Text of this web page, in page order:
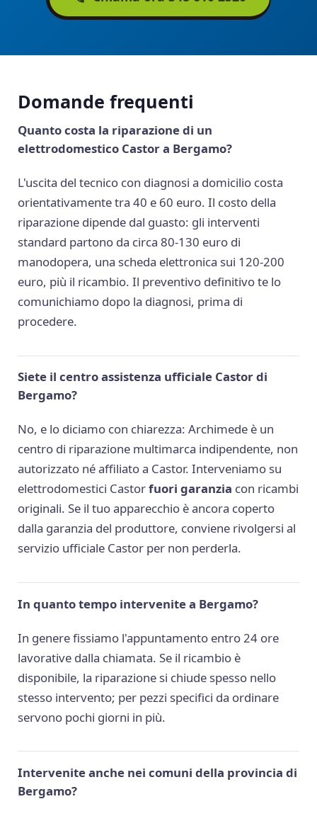
Domande frequenti
Quanto costa la riparazione di un
elettrodomestico Castor a Bergamo?
L'uscita del tecnico con diagnosi a domicilio costa
orientativamente tra 40 e 60 euro. Il costo della
riparazione dipende dal guasto: gli interventi
standard partono da circa 80-130 euro di
manodopera, una scheda elettronica sui 120-200
euro, più il ricambio. Il preventivo definitivo te lo
comunichiamo dopo la diagnosi, prima di
procedere.
Siete il centro assistenza ufficiale Castor di
Bergamo?
No, e lo diciamo con chiarezza: Archimede è un
centro di riparazione multimarca indipendente, non
autorizzato né affiliato a Castor. Interveniamo su
elettrodomestici Castorfuori garanzia con ricambi
originali. Se il tuo apparecchio è ancora coperto
dalla garanzia del produttore, conviene rivolgersi al
servizio ufficiale Castor per non perderla.
In quanto tempo intervenite a Bergamo?
In genere fissiamo l'appuntamento entro 24 ore
lavorative dalla chiamata. Se il ricambio è
disponibile, la riparazione si chiude spesso nello
stesso intervento; per pezzi specifici da ordinare
servono pochi giorni in più.
Intervenite anche nei comuni della provincia di
Bergamo?